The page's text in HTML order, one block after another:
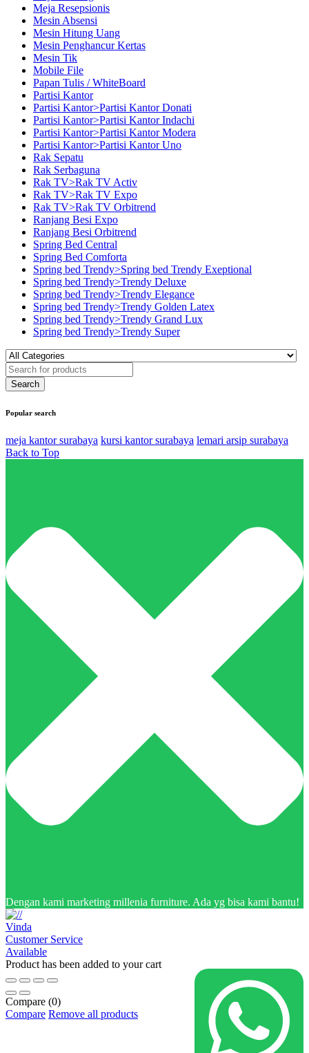
Meja Resepsionis
Mesin Absensi
Mesin Hitung Uang
Mesin Penghancur Kertas
Mesin Tik
Mobile File
Papan Tulis / WhiteBoard
Partisi Kantor
Partisi Kantor>Partisi Kantor Donati
Partisi Kantor>Partisi Kantor Indachi
Partisi Kantor>Partisi Kantor Modera
Partisi Kantor>Partisi Kantor Uno
Rak Sepatu
Rak Serbaguna
Rak TV>Rak TV Activ
Rak TV>Rak TV Expo
Rak TV>Rak TV Orbitrend
Ranjang Besi Expo
Ranjang Besi Orbitrend
Spring Bed Central
Spring Bed Comforta
Spring bed Trendy>Spring bed Trendy Exeptional
Spring bed Trendy>Trendy Deluxe
Spring bed Trendy>Trendy Elegance
Spring bed Trendy>Trendy Golden Latex
Spring bed Trendy>Trendy Grand Lux
Spring bed Trendy>Trendy Super
Popular search
meja kantor surabaya kursi kantor surabaya lemari arsip surabaya
Back to Top
Dengan kami marketing millenia furniture. Ada yg bisa kami bantu!
Vinda
Customer Service
Available
Product has been added to your cart
Compare (0)
Compare Remove all products